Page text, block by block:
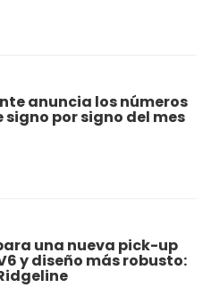
anuncia los números
signo por signo del mes
una nueva pick-up
y diseño más robusto: